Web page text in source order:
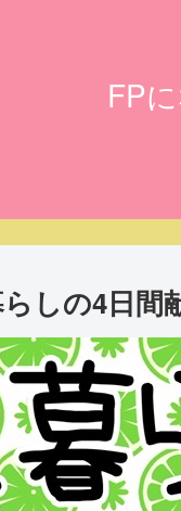
FP
らしの4日間